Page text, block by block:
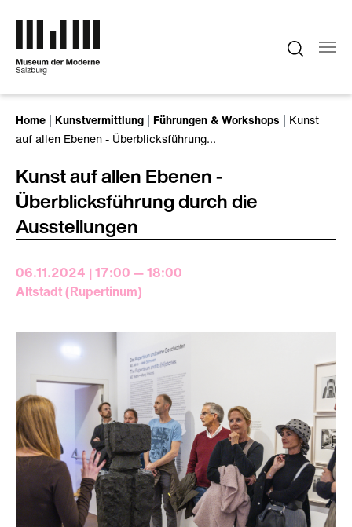
Home Kunstvermittlung Führungen & Workshops
Kunst
auf allen Ebenen - Überblicksführung…
Kunst auf allen Ebenen -
Überblicksführung durch die
Ausstellungen
06.11.2024 | 17:00 — 18:00
Altstadt (Rupertinum)